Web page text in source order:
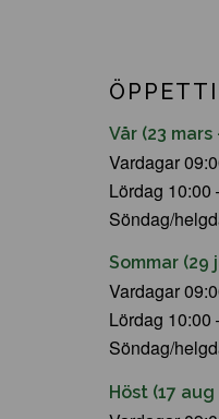
Vår (23 mars
Vardagar
Lördag 10:00
Söndag/
Sommar (29
Vardagar
Lördag 10:00
Söndag/
Höst (17 aug